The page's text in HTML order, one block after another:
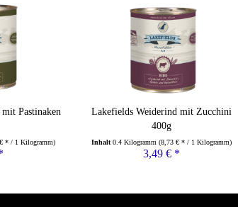
Pastinaken
* / 1 Kilogramm)
Lakefields Weiderind mit Zucchini
400g
Inhalt0.4 Kilogramm(8,73 € * / 1 Kilogramm)
3,49 € *